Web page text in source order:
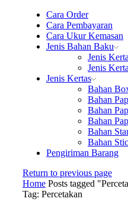
Cara Order
Cara Pembayaran
Cara Ukur Kemasan
Jenis Bahan Baku
Jenis
Jenis
Jenis Kertas
Bahan
Bahan
Bahan
Bahan
Bahan
Bahan
Pengiriman Barang
Return to previous page
Home Posts tagged
Tag: Percetakan